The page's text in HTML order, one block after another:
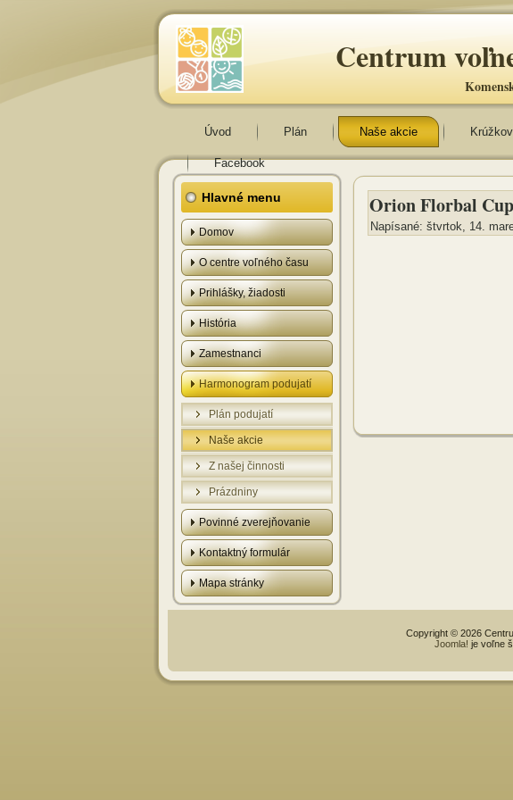
Centrum
Úvod Plán Naše akcie
Facebook
Hlavné menu
Domov
O centre voľného času
Prihlášky, žiadosti
História
Zamestnanci
Harmonogram podujatí
Plán podujatí
Naše akcie
Z našej činnosti
Prázdniny
Povinné zverejňovanie
Kontaktný formulár
Mapa stránky
Orion Florbal
Napísané: štvrtok, 14.
Copyright © 2026
Joomla! je voľne